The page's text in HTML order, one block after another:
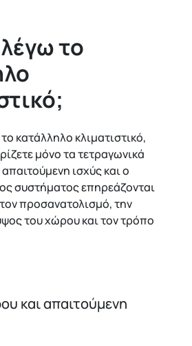
το
κατάλληλο κλιματιστικό,
μόνο τα τετραγωνικά
ισχύς και ο
συστήματος επηρεάζονται
προσανατολισμό, την
του χώρου και τον τρόπο
και απαιτούμενη